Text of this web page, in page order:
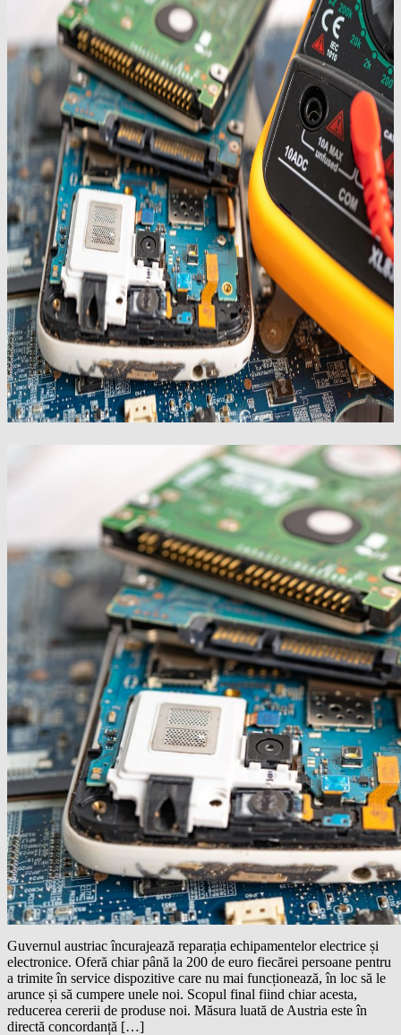
Guvernul austriac încurajează reparația echipamentelor electrice și
electronice. Oferă chiar până la 200 de euro fiecărei persoane pentru
a trimite în service dispozitive care nu mai funcționează, în loc să le
arunce și să cumpere unele noi. Scopul final fiind chiar acesta,
reducerea cererii de produse noi. Măsura luată de Austria este în
directă concordanță […]